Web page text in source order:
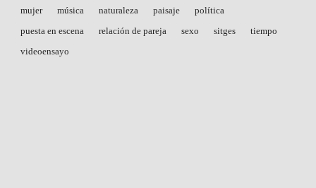
mujer
música naturaleza paisaje
política
puesta en escena
relación de pareja sexo sitges
tiempo
videoensayo